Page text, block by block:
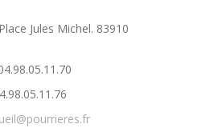
Jules Michel. 83910